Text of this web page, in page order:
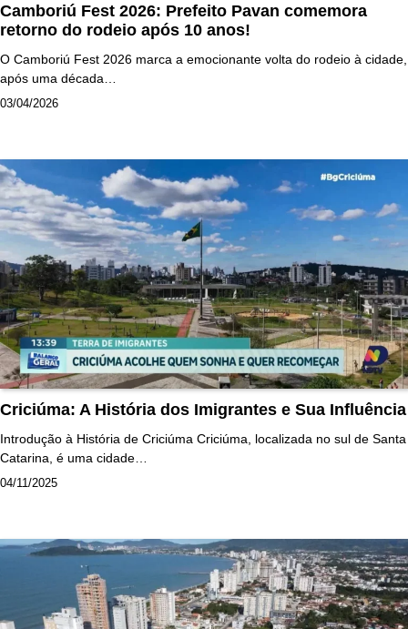
Camboriú Fest 2026: Prefeito Pavan comemora
retorno do rodeio após 10 anos!
O Camboriú Fest 2026 marca a emocionante volta do rodeio à cidade,
após uma década…
03/04/2026
Criciúma: A História dos Imigrantes e Sua Influência
Introdução à História de Criciúma Criciúma, localizada no sul de Santa
Catarina, é uma cidade…
04/11/2025